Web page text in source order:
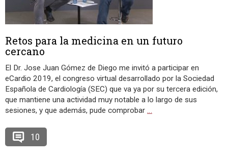
Retos para la medicina en un futuro
cercano
El Dr. Jose Juan Gómez de Diego me invitó a participar en
eCardio 2019, el congreso virtual desarrollado por la Sociedad
Española de Cardiología (SEC) que va ya por su tercera edición,
que mantiene una actividad muy notable a lo largo de sus
sesiones, y que además, pude comprobar …
10